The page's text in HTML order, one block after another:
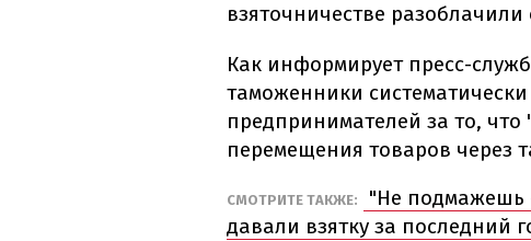
взяточничестве разоблачили
Как информирует пресс-
таможенники
предпринимателей за то, что
перемещения товаров через
СМОТРИТЕ ТАКЖЕ:
"Не подмажешь
давали взятку за последний